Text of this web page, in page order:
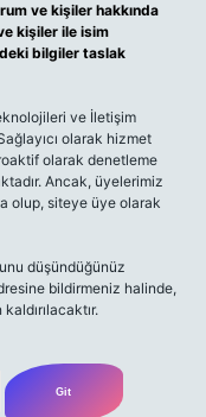
ve kişiler hakkında
kişiler ile isim
bilgiler taslak
ve İletişim
olarak hizmet
olarak denetleme
Ancak, üyelerimiz
olup, siteye üye olarak
düşündüğünüz
bildirmeniz halinde,